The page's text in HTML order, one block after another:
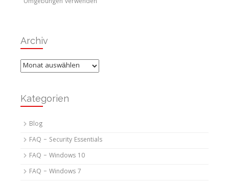
Archiv
Archiv
Kategorien
Blog
FAQ – Security Essentials
FAQ – Windows 10
FAQ – Windows 7